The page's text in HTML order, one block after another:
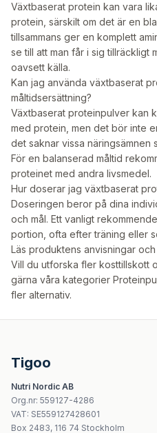
Växtbaserat protein kan vara
protein, särskilt om det är en
tillsammans ger en komplett
se till att man får i sig tillräckligt
oavsett källa.
Kan jag använda växtbaserat
måltidsersättning?
Växtbaserat proteinpulver kan
med protein, men det bör inte
det saknar vissa
För en balanserad måltid
proteinet med andra livsmedel.
Hur doserar jag växtbaserat
Doseringen beror på dina
och mål. Ett vanligt
portion, ofta efter träning eller
Läs produktens anvisningar
Vill du utforska fler kosttillskott
gärna våra kategorier
fler alternativ.
Tigoo
Nutri Nordic AB
Org.nr: 559127-4286
VAT: SE559127428601
Box 2483, 116 74 Stockholm